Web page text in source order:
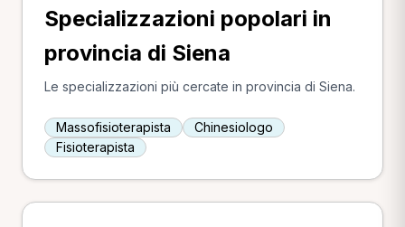
Specializzazioni popolari in
provincia di Siena
Le specializzazioni più cercate in provincia di Siena.
Massofisioterapista
Chinesiologo
Fisioterapista